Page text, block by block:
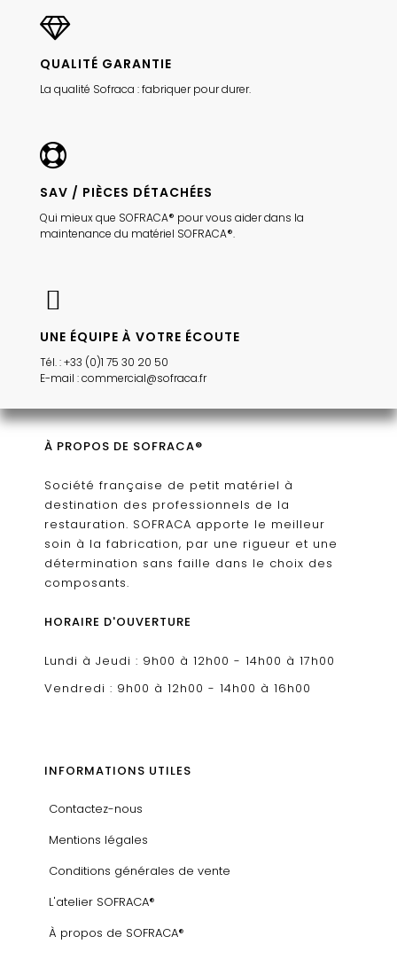
QUALITÉ GARANTIE
La qualité Sofraca : fabriquer pour durer.
SAV / PIÈCES DÉTACHÉES
Qui mieux que SOFRACA® pour vous aider dans la
maintenance du matériel SOFRACA®.
UNE ÉQUIPE À VOTRE ÉCOUTE
Tél. : +33 (0)1 75 30 20 50
E-mail : commercial@sofraca.fr
À PROPOS DE SOFRACA®
Société française de petit matériel à
destination des professionnels de la
restauration. SOFRACA apporte le meilleur
soin à la fabrication, par une rigueur et une
détermination sans faille dans le choix des
composants.
HORAIRE D'OUVERTURE
Lundi à Jeudi : 9h00 à 12h00 - 14h00 à 17h00
Vendredi : 9h00 à 12h00 - 14h00 à 16h00
INFORMATIONS UTILES
Contactez-nous
Mentions légales
Conditions générales de vente
L'atelier SOFRACA®
À propos de SOFRACA®